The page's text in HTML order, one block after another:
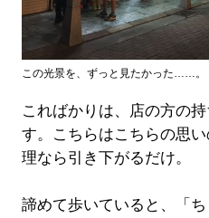
この光景を、ずっと見たかった……。
こればかりは、店の方の
す。こちらはこちらの思
理なら引き下がるだけ。
諦めて歩いていると、「